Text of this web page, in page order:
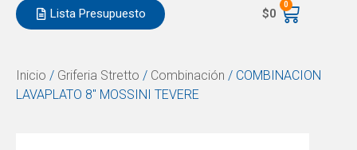
Lista Presupuesto $0
0
Inicio / Griferia Stretto / Combinación / COMBINACION
LAVAPLATO 8″ MOSSINI TEVERE